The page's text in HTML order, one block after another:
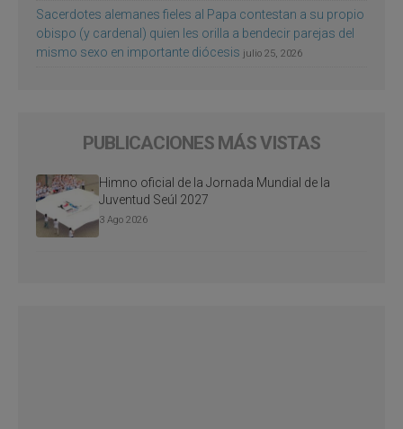
Sacerdotes alemanes fieles al Papa contestan a su propio
obispo (y cardenal) quien les orilla a bendecir parejas del
mismo sexo en importante diócesis julio 25, 2026
PUBLICACIONES MÁS VISTAS
Himno oficial de la Jornada Mundial de la
Juventud Seúl 2027
3 Ago 2026